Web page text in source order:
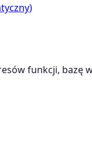
)
funkcji, bazę